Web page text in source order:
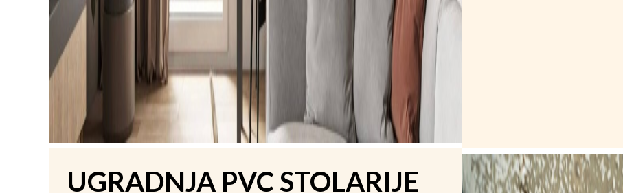
UGRADNJA PVC STOLARIJE